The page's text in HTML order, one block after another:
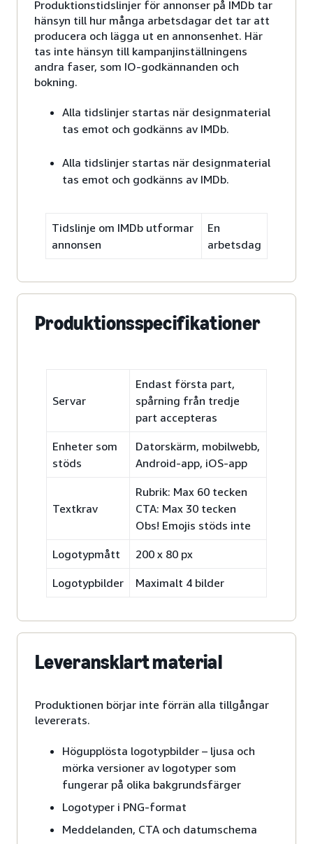
Produktionstidslinjer för annonser på IMDb tar
hänsyn till hur många arbetsdagar det tar att
producera och lägga ut en annonsenhet. Här
tas inte hänsyn till kampanjinställningens
andra faser, som IO-godkännanden och
bokning.
Alla tidslinjer startas när designmaterial
tas emot och godkänns av IMDb.
Alla tidslinjer startas när designmaterial
tas emot och godkänns av IMDb.
Tidslinje om IMDb utformar
annonsen
En
arbetsdag
Produktionsspecifikationer
Servar
Endast första part,
spårning från tredje
part accepteras
Enheter som
stöds
Datorskärm, mobilwebb,
Android-app, iOS-app
Textkrav
Rubrik: Max 60 tecken
CTA: Max 30 tecken
Obs! Emojis stöds inte
Logotypmått 200 x 80 px
Logotypbilder Maximalt 4 bilder
Leveransklart material
Produktionen börjar inte förrän alla tillgångar
levererats.
Högupplösta logotypbilder – ljusa och
mörka versioner av logotyper som
fungerar på olika bakgrundsfärger
Logotyper i PNG-format
Meddelanden, CTA och datumschema